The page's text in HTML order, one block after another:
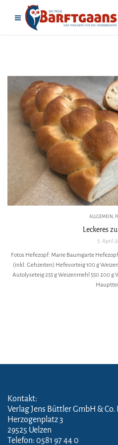
ALLGEMEIN ,
Leckeres
3. April
Fotos Hefezopf: Marie Baumgarte
(inkl. Gehzeiten) Hefevorteig 100 g
Autolyseteig 255 g Weizenmehl 550 200 g
Kontakt:
Verlag Jens Büttler GmbH & Co.
Herzogenplatz 3
29525 Uelzen
Telefon: 0581 97 44 0